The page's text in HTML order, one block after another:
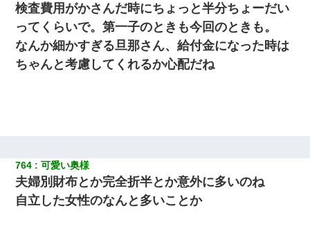
検査費用がかさんだ時にちょっと半分ちょーだい
ってくらいで。第一子のときも今回のときも。
なんか細かすぎる旦那さん、給付金になった時は
ちゃんと考慮してくれるか心配だね
764 可愛い奥様
夫婦別財布とか完全折半とか意外に多いのね
自立した女性のなんと多いことか